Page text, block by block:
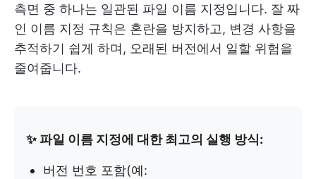
측면 중 하나는 일관된 파일 이름 지정입니다. 잘 짜
인 이름 지정 규칙은 혼란을 방지하고, 변경 사항을
추적하기 쉽게 하며, 오래된 버전에서 일할 위험을
줄여줍니다.
✨ 파일 이름 지정에 대한 최고의 실행 방식:
버전 번호 포함(예: